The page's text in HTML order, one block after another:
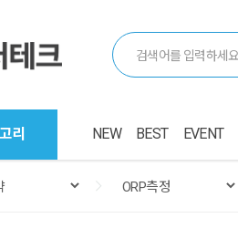
리 NEW BEST EVENT